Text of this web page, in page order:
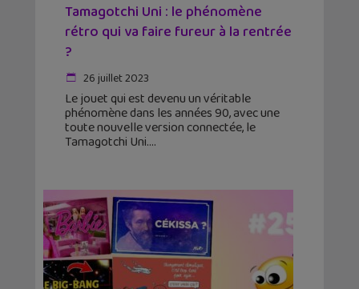
Tamagotchi Uni : le phénomène
rétro qui va faire fureur à la rentrée
?
26 juillet 2023
Le jouet qui est devenu un véritable
phénomène dans les années 90, avec une
toute nouvelle version connectée, le
Tamagotchi Uni.